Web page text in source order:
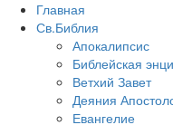
Главная
Св.Библия
Апокалипсис
Библейская
Ветхий Завет
Деяния
Евангелие